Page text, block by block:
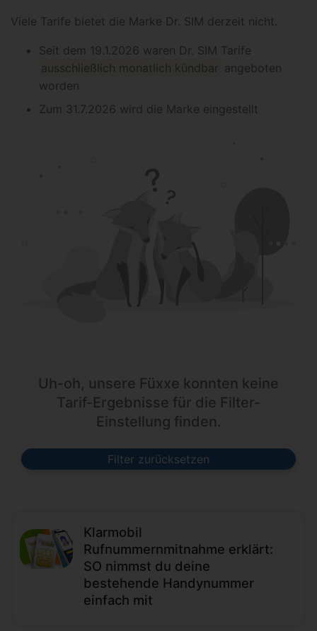
Viele Tarife bietet die Marke Dr. SIM derzeit nicht.
Seit dem 19.1.2026 waren Dr. SIM Tarife
ausschließlich monatlich kündbar angeboten
worden
Zum 31.7.2026 wird die Marke eingestellt
Uh-oh, unsere Füxxe konnten keine
Tarif-Ergebnisse für die Filter-
Einstellung finden.
Filter zurücksetzen
Klarmobil
Rufnummernmitnahme erklärt:
SO nimmst du deine
bestehende Handynummer
einfach mit